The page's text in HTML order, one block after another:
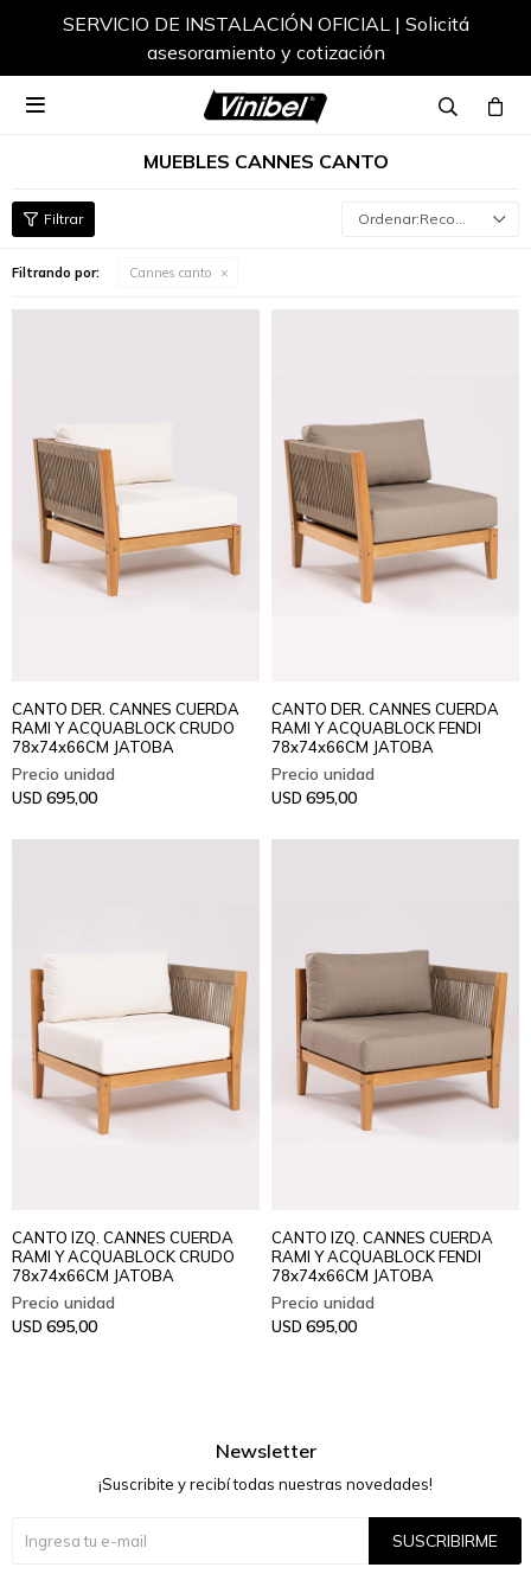
SERVICIO DE INSTALACIÓN OFICIAL | Solicitá
asesoramiento y cotización

MUEBLES CANNES CANTO
Recomendados
Filtrando por: Cannes canto
CANTO DER. CANNES CUERDA
RAMI Y ACQUABLOCK CRUDO
78x74x66CM JATOBA
USD 695,00
CANTO DER. CANNES CUERDA
RAMI Y ACQUABLOCK FENDI
78x74x66CM JATOBA
USD 695,00
CANTO IZQ. CANNES CUERDA
RAMI Y ACQUABLOCK CRUDO
78x74x66CM JATOBA
USD 695,00
CANTO IZQ. CANNES CUERDA
RAMI Y ACQUABLOCK FENDI
78x74x66CM JATOBA
USD 695,00
Newsletter
¡Suscribite y recibí todas nuestras novedades!
SUSCRIBIRME